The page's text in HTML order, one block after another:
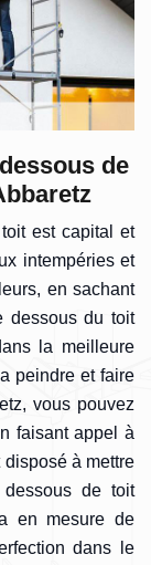
de
est capital et
intempéries et
en sachant
dessous du toit
la meilleure
peindre et faire
vous pouvez
faisant appel à
à mettre
de toit
en mesure de
dans le